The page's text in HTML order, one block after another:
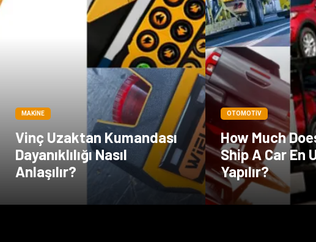
MAKINE
Vinç Uzaktan Kumandası
Dayanıklılığı Nasıl
Anlaşılır?
OTOMOTIV
How Much
Ship A Car En
Yapılır?